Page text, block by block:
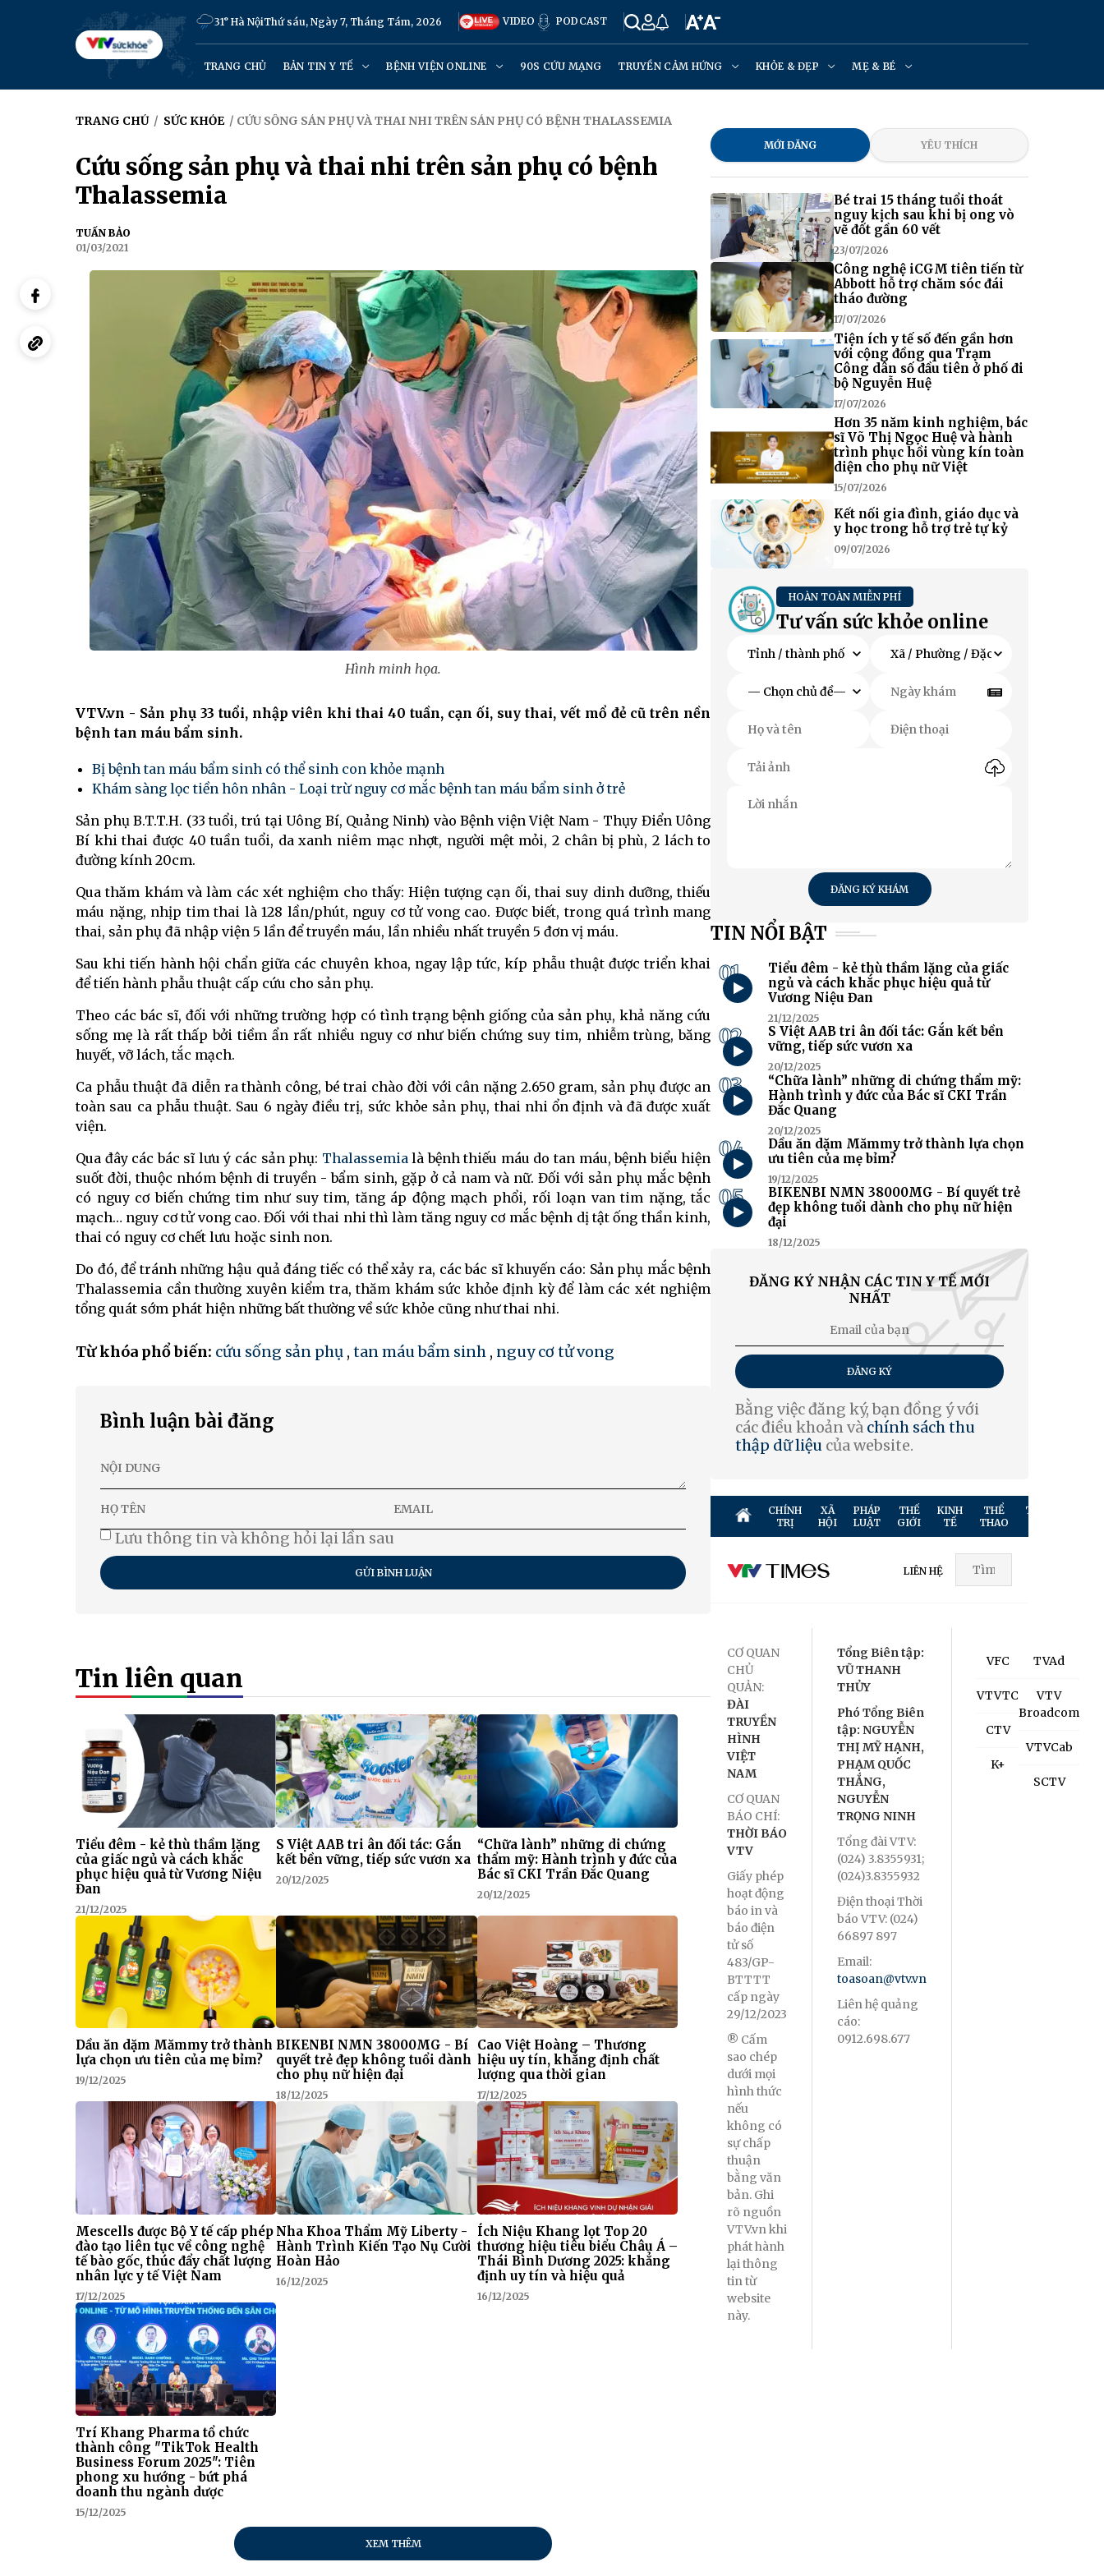
31° Hà NộiThứ sáu, Ngày 7, Tháng Tám, 2026 VIDEO PODCAST
TRANG CHỦ BẢN TIN Y TẾ BỆNH VIỆN ONLINE 90S CỨU MẠNG TRUYỀN CẢM HỨNG KHỎE & ĐẸP MẸ & BÉ
TRANG CHỦ / SỨC KHỎE / CỨU SỐNG SẢN PHỤ VÀ THAI NHI TRÊN SẢN PHỤ CÓ BỆNH THALASSEMIA
Cứu sống sản phụ và thai nhi trên sản phụ có bệnh
Thalassemia
TUẤN BẢO
01/03/2021
Hình minh họa.
VTV.vn - Sản phụ 33 tuổi, nhập viên khi thai 40 tuần, cạn ối, suy thai, vết mổ đẻ cũ trên nền
bệnh tan máu bẩm sinh.
Bị bệnh tan máu bẩm sinh có thể sinh con khỏe mạnh
Khám sàng lọc tiền hôn nhân - Loại trừ nguy cơ mắc bệnh tan máu bẩm sinh ở trẻ
Sản phụ B.T.T.H. (33 tuổi, trú tại Uông Bí, Quảng Ninh) vào Bệnh viện Việt Nam - Thụy Điển Uông
Bí khi thai được 40 tuần tuổi, da xanh niêm mạc nhợt, người mệt mỏi, 2 chân bị phù, 2 lách to
đường kính 20cm.
Qua thăm khám và làm các xét nghiệm cho thấy: Hiện tượng cạn ối, thai suy dinh dưỡng, thiếu
máu nặng, nhịp tim thai là 128 lần/phút, nguy cơ tử vong cao. Được biết, trong quá trình mang
thai, sản phụ đã nhập viện 5 lần để truyền máu, lần nhiều nhất truyền 5 đơn vị máu.
Sau khi tiến hành hội chẩn giữa các chuyên khoa, ngay lập tức, kíp phẫu thuật được triển khai
để tiến hành phẫu thuật cấp cứu cho sản phụ.
Theo các bác sĩ, đối với những trường hợp có tình trạng bệnh giống của sản phụ, khả năng cứu
sống mẹ là rất thấp bởi tiềm ẩn rất nhiều nguy cơ như biến chứng suy tim, nhiễm trùng, băng
huyết, vỡ lách, tắc mạch.
Ca phẫu thuật đã diễn ra thành công, bé trai chào đời với cân nặng 2.650 gram, sản phụ được an
toàn sau ca phẫu thuật. Sau 6 ngày điều trị, sức khỏe sản phụ, thai nhi ổn định và đã được xuất
viện.
Qua đây các bác sĩ lưu ý các sản phụ: Thalassemialà bệnh thiếu máu do tan máu, bệnh biểu hiện
suốt đời, thuộc nhóm bệnh di truyền - bẩm sinh, gặp ở cả nam và nữ. Đối với sản phụ mắc bệnh
có nguy cơ biến chứng tim như suy tim, tăng áp động mạch phổi, rối loạn van tim nặng, tắc
mạch… nguy cơ tử vong cao. Đối với thai nhi thì làm tăng nguy cơ mắc bệnh dị tật ống thần kinh,
thai có nguy cơ chết lưu hoặc sinh non.
Do đó, để tránh những hậu quả đáng tiếc có thể xảy ra, các bác sĩ khuyến cáo: Sản phụ mắc bệnh
Thalassemia cần thường xuyên kiểm tra, thăm khám sức khỏe định kỳ để làm các xét nghiệm
tổng quát sớm phát hiện những bất thường về sức khỏe cũng như thai nhi.
Từ khóa phổ biến: cứu sống sản phụ , tan máu bẩm sinh , nguy cơ tử vong
Bình luận bài đăng
Lưu thông tin và không hỏi lại lần sau
GỬI BÌNH LUẬN
Tin liên quan
Tiểu đêm - kẻ thù thầm lặng
của giấc ngủ và cách khắc
phục hiệu quả từ Vương Niệu
Đan
21/12/2025
S Việt AAB tri ân đối tác: Gắn
kết bền vững, tiếp sức vươn xa
20/12/2025
“Chữa lành” những di chứng
thẩm mỹ: Hành trình y đức của
Bác sĩ CKI Trần Đắc Quang
20/12/2025
Dầu ăn dặm Mămmy trở thành
lựa chọn ưu tiên của mẹ bỉm?
19/12/2025
BIKENBI NMN 38000MG - Bí
quyết trẻ đẹp không tuổi dành
cho phụ nữ hiện đại
18/12/2025
Cao Việt Hoàng – Thương
hiệu uy tín, khẳng định chất
lượng qua thời gian
17/12/2025
Mescells được Bộ Y tế cấp phép
đào tạo liên tục về công nghệ
tế bào gốc, thúc đẩy chất lượng
nhân lực y tế Việt Nam
17/12/2025
Nha Khoa Thẩm Mỹ Liberty -
Hành Trình Kiến Tạo Nụ Cười
Hoàn Hảo
16/12/2025
Ích Niệu Khang lọt Top 20
thương hiệu tiêu biểu Châu Á –
Thái Bình Dương 2025: khẳng
định uy tín và hiệu quả
16/12/2025
Trí Khang Pharma tổ chức
thành công "TikTok Health
Business Forum 2025": Tiên
phong xu hướng - bứt phá
doanh thu ngành dược
15/12/2025
XEM THÊM
MỚI ĐĂNG YÊU THÍCH
Bé trai 15 tháng tuổi thoát
nguy kịch sau khi bị ong vò
vẽ đốt gần 60 vết
23/07/2026
Công nghệ iCGM tiên tiến từ
Abbott hỗ trợ chăm sóc đái
tháo đường
17/07/2026
Tiện ích y tế số đến gần hơn
với cộng đồng qua Trạm
Công dân số đầu tiên ở phố đi
bộ Nguyễn Huệ
17/07/2026
Hơn 35 năm kinh nghiệm, bác
sĩ Võ Thị Ngọc Huệ và hành
trình phục hồi vùng kín toàn
diện cho phụ nữ Việt
15/07/2026
Kết nối gia đình, giáo dục và
y học trong hỗ trợ trẻ tự kỷ
09/07/2026
HOÀN TOÀN MIỄN PHÍ
Tư vấn sức khỏe online
ĐĂNG KÝ KHÁM
TIN NỔI BẬT
01
Tiểu đêm - kẻ thù thầm lặng của giấc
ngủ và cách khắc phục hiệu quả từ
Vương Niệu Đan
21/12/2025
02
S Việt AAB tri ân đối tác: Gắn kết bền
vững, tiếp sức vươn xa
20/12/2025
03
“Chữa lành” những di chứng thẩm mỹ:
Hành trình y đức của Bác sĩ CKI Trần
Đắc Quang
20/12/2025
04
Dầu ăn dặm Mămmy trở thành lựa chọn
ưu tiên của mẹ bỉm?
19/12/2025
05
BIKENBI NMN 38000MG - Bí quyết trẻ
đẹp không tuổi dành cho phụ nữ hiện
đại
18/12/2025
ĐĂNG KÝ NHẬN CÁC TIN Y TẾ MỚI
NHẤT
ĐĂNG KÝ
Bằng việc đăng ký, bạn đồng ý với
các điều khoản và chính sách thu
thập dữ liệu của website.
CHÍNH
TRỊ
XÃ
HỘI
PHÁP
LUẬT
THẾ
GIỚI
KINH
TẾ
THỂ
THAO
TRUYỀN
LIÊN HỆ
CƠ QUAN
CHỦ
QUẢN:
ĐÀI
TRUYỀN
HÌNH
VIỆT
NAM
CƠ QUAN
BÁO CHÍ:
THỜI BÁO
VTV
Giấy phép
hoạt động
báo in và
báo điện
tử số
483/GP-
BTTTT
cấp ngày
29/12/2023
® Cấm
sao chép
dưới mọi
hình thức
nếu
không có
sự chấp
thuận
bằng văn
bản. Ghi
rõ nguồn
VTV.vn khi
phát hành
lại thông
tin từ
website
này.
Tổng Biên tập:
VŨ THANH
THỦY
Phó Tổng Biên
tập: NGUYỄN
THỊ MỸ HẠNH,
PHẠM QUỐC
THẮNG,
NGUYỄN
TRỌNG NINH
Tổng đài VTV:
(024) 3.8355931;
(024)3.8355932
Điện thoại Thời
báo VTV: (024)
66897 897
Email:
toasoan@vtv.vn
Liên hệ quảng
cáo:
0912.698.677
VFC
VTVTC
CTV
K+
TVAd
VTV
Broadcom
VTVCab
SCTV